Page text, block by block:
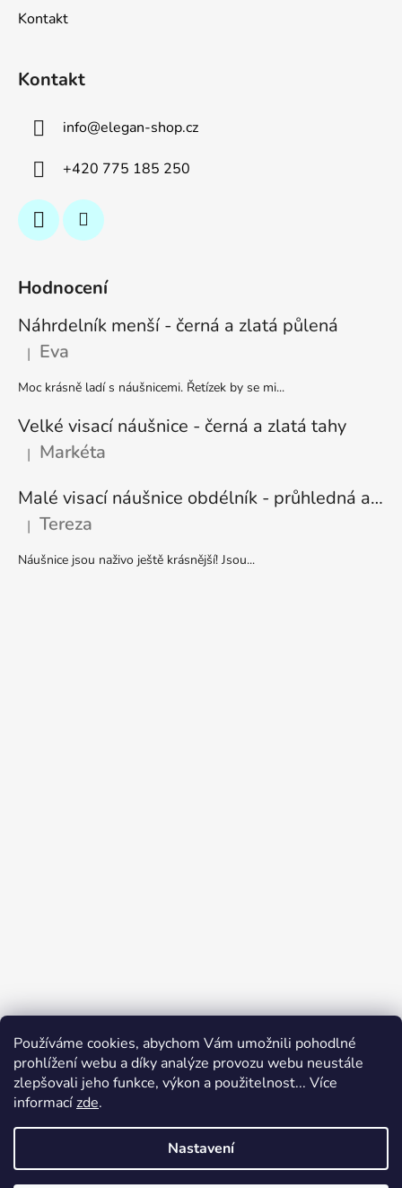
Používáme cookies, abychom Vám umožnili pohodlné
prohlížení webu a díky analýze provozu webu neustále
zlepšovali jeho funkce, výkon a použitelnost... Více
informacízde.
Nastavení
Kontakt
Kontakt
info@elegan-shop.cz
+420 775 185 250
Hodnocení
Náhrdelník menší - černá a zlatá půlená
Hodnocení produktu je 5 z 5 hvězdiček.
| Eva
Moc krásně ladí s náušnicemi. Řetízek by se mi...
Velké visací náušnice - černá a zlatá tahy
Hodnocení produktu je 5 z 5 hvězdiček.
| Markéta
Malé visací náušnice obdélník - průhledná a stříbrná
Hodnocení produktu je 5 z 5 hvězdiček.
| Tereza
Náušnice jsou naživo ještě krásnější! Jsou...